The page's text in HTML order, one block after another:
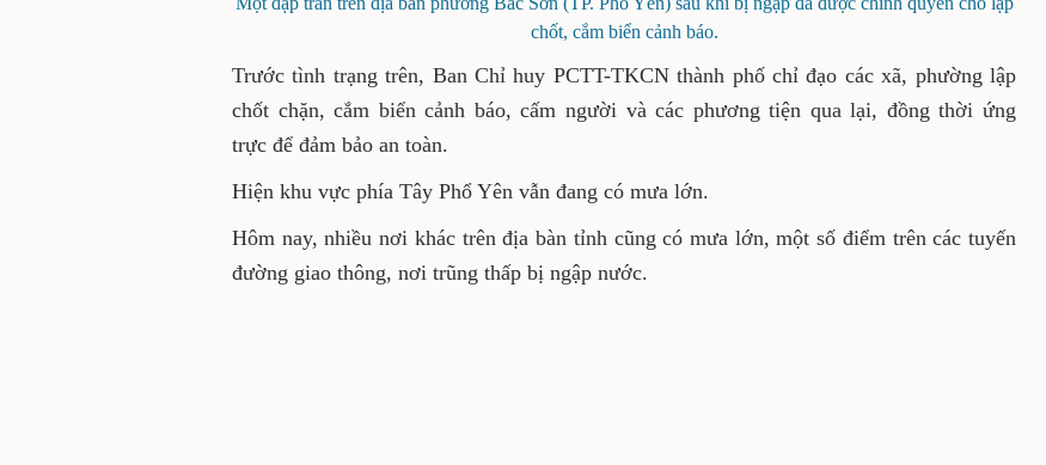
Một đập tràn trên địa bàn phường Bắc Sơn (TP. Phổ Yên) sau khi bị ngập đã được
chính quyền cho lập chốt, cắm biển cảnh báo.
Trước tình trạng trên, Ban Chỉ huy PCTT-TKCN thành phố chỉ đạo các xã,
phường lập chốt chặn, cắm biển cảnh báo, cấm người và các phương tiện
qua lại, đồng thời ứng trực để đảm bảo an toàn.
Hiện khu vực phía Tây Phổ Yên vẫn đang có mưa lớn.
Hôm nay, nhiều nơi khác trên địa bàn tỉnh cũng có mưa lớn, một số điểm